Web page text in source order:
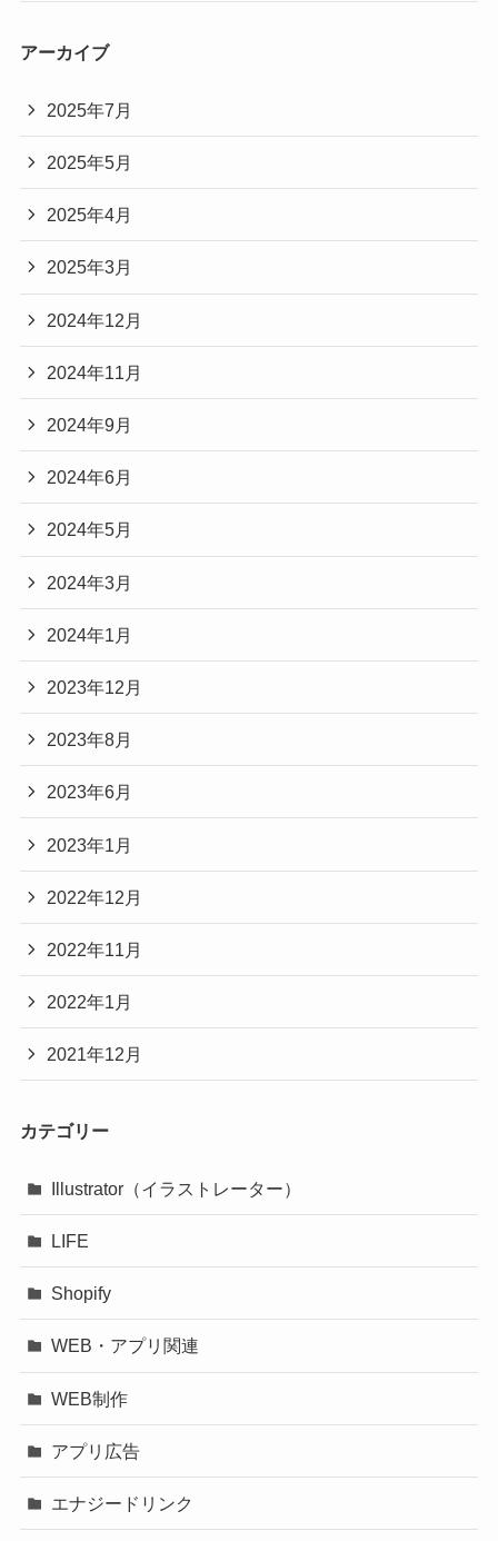
アーカイブ
2025年7月
2025年5月
2025年4月
2025年3月
2024年12月
2024年11月
2024年9月
2024年6月
2024年5月
2024年3月
2024年1月
2023年12月
2023年8月
2023年6月
2023年1月
2022年12月
2022年11月
2022年1月
2021年12月
カテゴリー
Illustrator（イラストレーター）
LIFE
Shopify
WEB・アプリ関連
WEB制作
アプリ広告
エナジードリンク